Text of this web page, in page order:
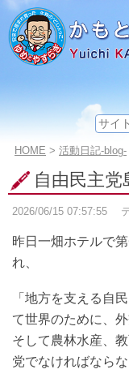
このページの本文へ
サ
ト
内
検
索:
こ
ペ
ー
ジ
位
置:
HOME > 活動日記-blog-
自由民主
2026/06/15 07:57:55 テ
昨日一畑ホテルで
れ、
「地方を支える自
て世界のために、
そして農林水産、
党でなければならな